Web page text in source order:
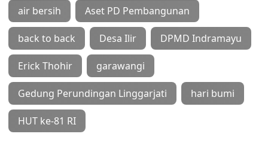
air bersih Aset PD Pembangunan
back to back Desa Ilir DPMD Indramayu
Erick Thohir garawangi
Gedung Perundingan Linggarjati hari bumi
HUT ke-81 RI